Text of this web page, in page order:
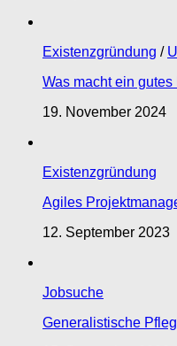
Existenzgründung /
Was macht ein
19. November 2024
Existenzgründung
Agiles
12. September 2023
Jobsuche
Generalistische